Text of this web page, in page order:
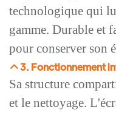
technologique qui
gamme. Durable et
pour conserver son
3. Fonctionnement
Sa structure
et le nettoyage.